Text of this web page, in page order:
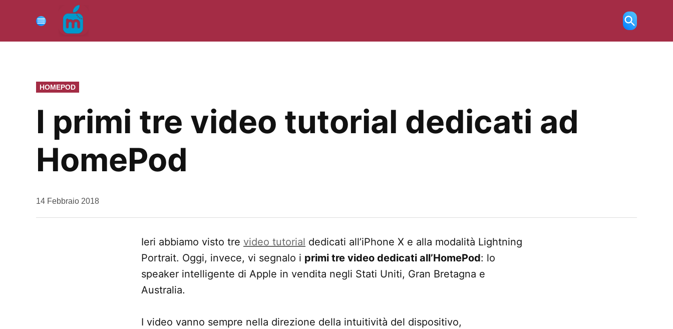
contenuto
Menu
Ricerca
aperta
PUBBLICATO
IN
HOMEPOD
I primi tre video tutorial dedicati ad
HomePod
da
14 Febbraio 2018
Ieri abbiamo visto tre video tutorial dedicati all’iPhone X e alla modalità Lightning
Portrait. Oggi, invece, vi segnalo i primi tre video dedicati all’HomePod: lo
speaker intelligente di Apple in vendita negli Stati Uniti, Gran Bretagna e
Australia.
I video vanno sempre nella direzione della intuitività del dispositivo,